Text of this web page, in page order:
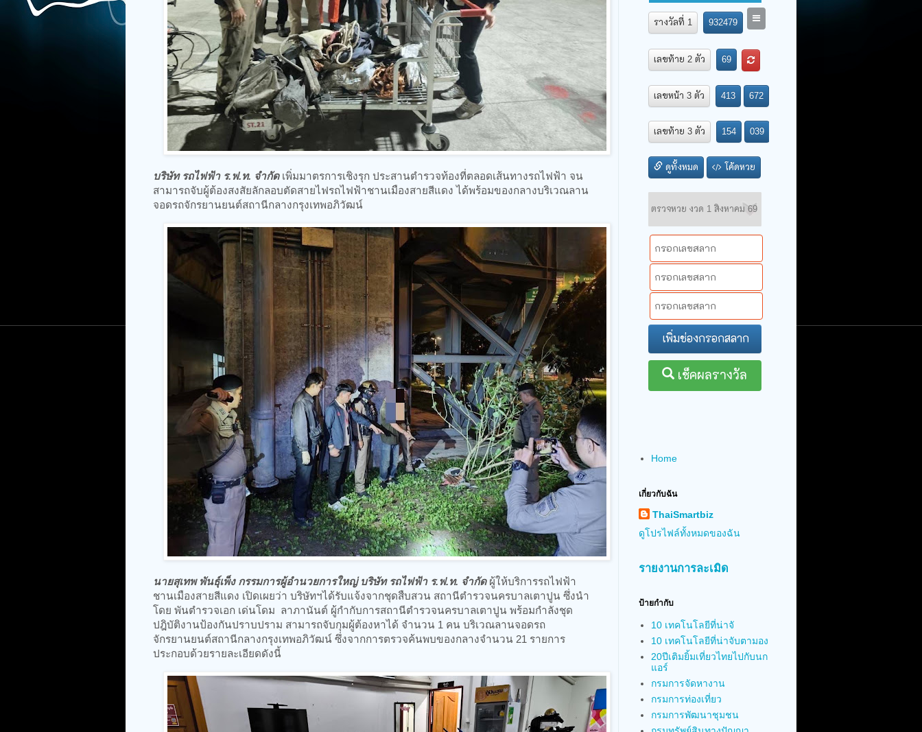
บริษัท รถไฟฟ้า ร.ฟ.ท. จำกัดเพิ่มมาตรการเชิงรุก ประสานตำรวจท้องที่ตลอดเส้นทางรถไฟฟ้า จน
สามารถจับผู้ต้องสงสัยลักลอบตัดสายไฟรถไฟฟ้าชานเมืองสายสีแดง ได้พร้อมของกลางบริเวณลาน
จอดรถจักรยานยนต์สถานีกลางกรุงเทพอภิวัฒน์
นายสุเทพ พันธุ์เพ็ง กรรมการผู้อำนวยการใหญ่ บริษัท รถไฟฟ้า ร.ฟ.ท. จำกัดผู้ให้บริการรถไฟฟ้า
ชานเมืองสายสีแดง เปิดเผยว่า บริษัทฯได้รับแจ้งจากชุดสืบสวน สถานีตำรวจนครบาลเตาปูน ซึ่งนำ
โดย พันตำรวจเอก เด่นโดม ลาภานันต์ ผู้กำกับการสถานีตำรวจนครบาลเตาปูน พร้อมกำลังชุด
ปฎิบัติงานป้องกันปราบปราม สามารถจับกุมผู้ต้องหาได้ จำนวน 1 คน บริเวณลานจอดรถ
จักรยานยนต์สถานีกลางกรุงเทพอภิวัฒน์ ซึ่งจากการตรวจค้นพบของกลางจำนวน 21 รายการ
ประกอบด้วยรายละเอียดดังนี้
Home
เกี่ยวกับฉัน
ThaiSmartbiz
ดูโปรไฟล์ทั้งหมดของฉัน
รายงานการละเมิด
ป้ายกำกับ
10 เทคโนโลยีที่น่าจั
10 เทคโนโลยีที่น่าจับตามอง
20ปีเติมยิ้มเที่ยวไทยไปกับนก
แอร์
กรมการจัดหางาน
กรมการท่องเที่ยว
กรมการพัฒนาชุมชน